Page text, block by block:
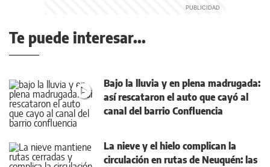
Te puede interesar...
Bajo la lluvia y en plena madrugada:
así rescataron el auto que cayó al
canal del barrio Confluencia
La nieve y el hielo complican la
circulación en rutas de Neuquén: las